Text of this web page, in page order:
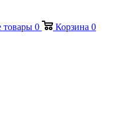
товары 0 Корзина 0